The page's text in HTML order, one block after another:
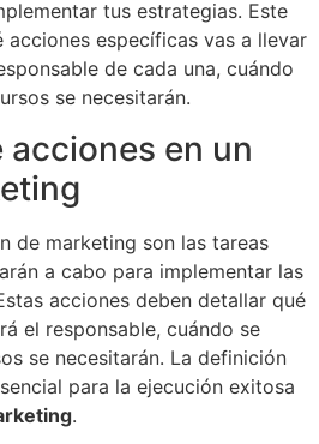
tus estrategias. Este
acciones específicas vas a llevar
de cada una, cuándo
se necesitarán.
en un
de marketing son las tareas
a cabo para implementar las
acciones deben detallar qué
el responsable, cuándo se
se necesitarán. La definición
para la ejecución exitosa
.